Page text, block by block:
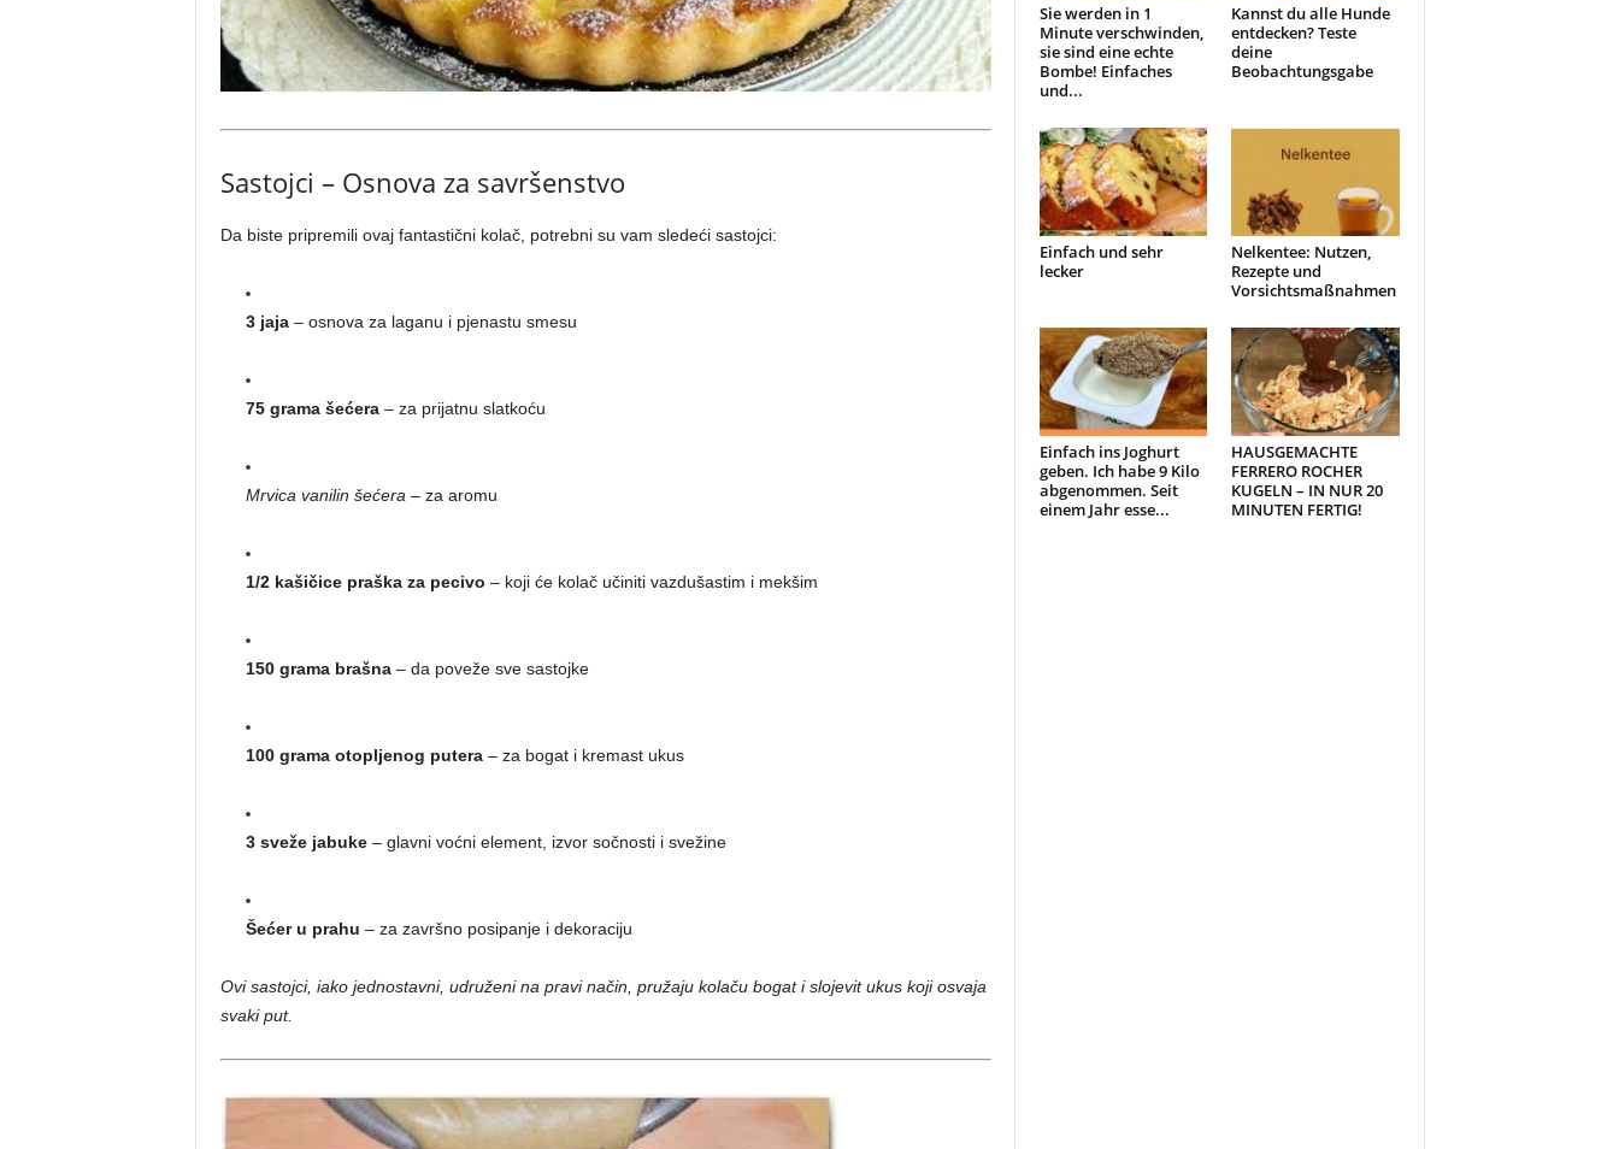
Sastojci – Osnova za savršenstvo
Da biste pripremili ovaj fantastični kolač, potrebni su vam sledeći sastojci:
3 jaja– osnova za laganu i pjenastu smesu
75 grama šećera– za prijatnu slatkoću
Mrvica vanilin šećera– za aromu
1/2 kašičice praška za pecivo – koji će kolač učiniti vazdušastim i mekšim
150 grama brašna– da poveže sve sastojke
100 grama otopljenog putera– za bogat i kremast ukus
3 sveže jabuke– glavni voćni element, izvor sočnosti i svežine
Šećer u prahu – za završno posipanje i dekoraciju
Ovi sastojci, iako jednostavni, udruženi na pravi način, pružaju kolaču bogat i slojevit ukus koji osvaja
svaki put.
Sie werden in 1
Minute verschwinden,
sie sind eine echte
Bombe! Einfaches
und...
Kannst du alle Hunde
entdecken? Teste
deine
Beobachtungsgabe
Einfach und sehr
lecker
Nelkentee: Nutzen,
Rezepte und
Vorsichtsmaßnahmen
Einfach ins Joghurt
geben. Ich habe 9 Kilo
abgenommen. Seit
einem Jahr esse...
HAUSGEMACHTE
FERRERO ROCHER
KUGELN – IN NUR 20
MINUTEN FERTIG!